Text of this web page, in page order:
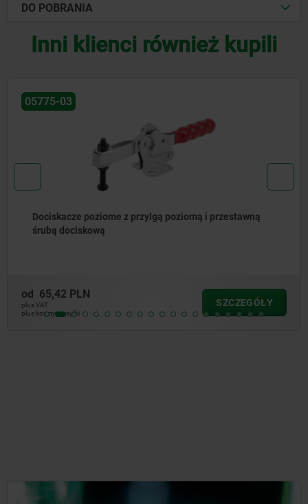
DO POBRANIA
Inni klienci również kupili
05775-03
Dociskacze poziome z przylgą poziomą i przestawną
śrubą dociskową
od 65,42 PLN
plus VAT
plus koszty wysyłki
SZCZEGÓŁY